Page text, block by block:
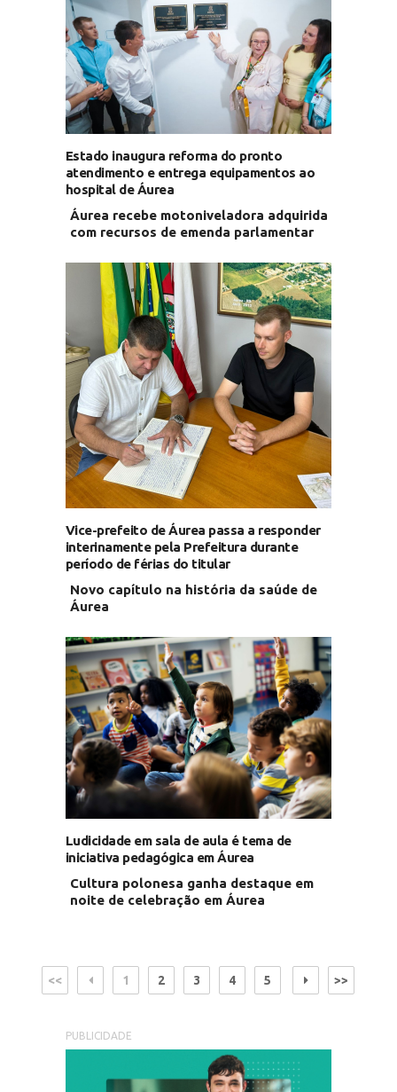
Estado inaugura reforma do pronto
atendimento e entrega equipamentos ao
hospital de Áurea
Áurea recebe motoniveladora adquirida
com recursos de emenda parlamentar
Vice-prefeito de Áurea passa a responder
interinamente pela Prefeitura durante
período de férias do titular
Novo capítulo na história da saúde de
Áurea
Ludicidade em sala de aula é tema de
iniciativa pedagógica em Áurea
Cultura polonesa ganha destaque em
noite de celebração em Áurea
<< 1 2 3 4 5 >>
PUBLICIDADE